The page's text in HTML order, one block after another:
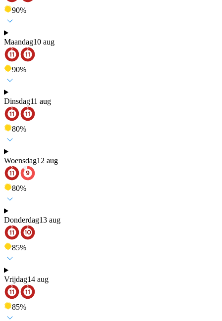
90%
Maandag10 aug
90%
Dinsdag11 aug
80%
Woensdag12 aug
80%
Donderdag13 aug
85%
Vrijdag14 aug
85%